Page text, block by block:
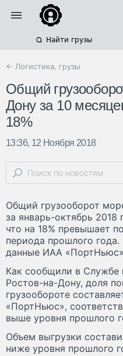
Найти грузы
← Логистика, грузы
Общий
Дону за 10
18%
13:36, 12 Ноября 2018
Общий грузооборот
за январь-октябрь 2018
что на 18% превышает
периода прошлого
данные ИАА
Как сообщили в Службе
Ростов-на-Дону, доля
грузообороте
«ПортНьюс»,
выше уровня прошлого
Объем выгрузки
ниже уровня прошлого